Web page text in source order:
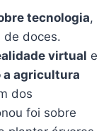
tecnologia,
de doces.
virtual e
a agricultura
dos
foi sobre